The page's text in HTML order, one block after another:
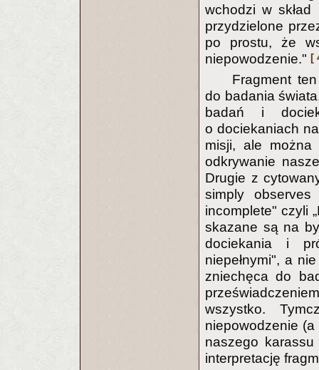
wchodzi w
przydzielone
po prostu, że
niepowodzenie." [
Fragment
do badania
badań i
o dociekaniach
misji, ale można
odkrywanie
Drugie z
simply
incomplete" czyli
skazane są na
dociekania i
niepełnymi", a
zniechęca do
wszystko.
niepowodzenie
naszego
interpretację